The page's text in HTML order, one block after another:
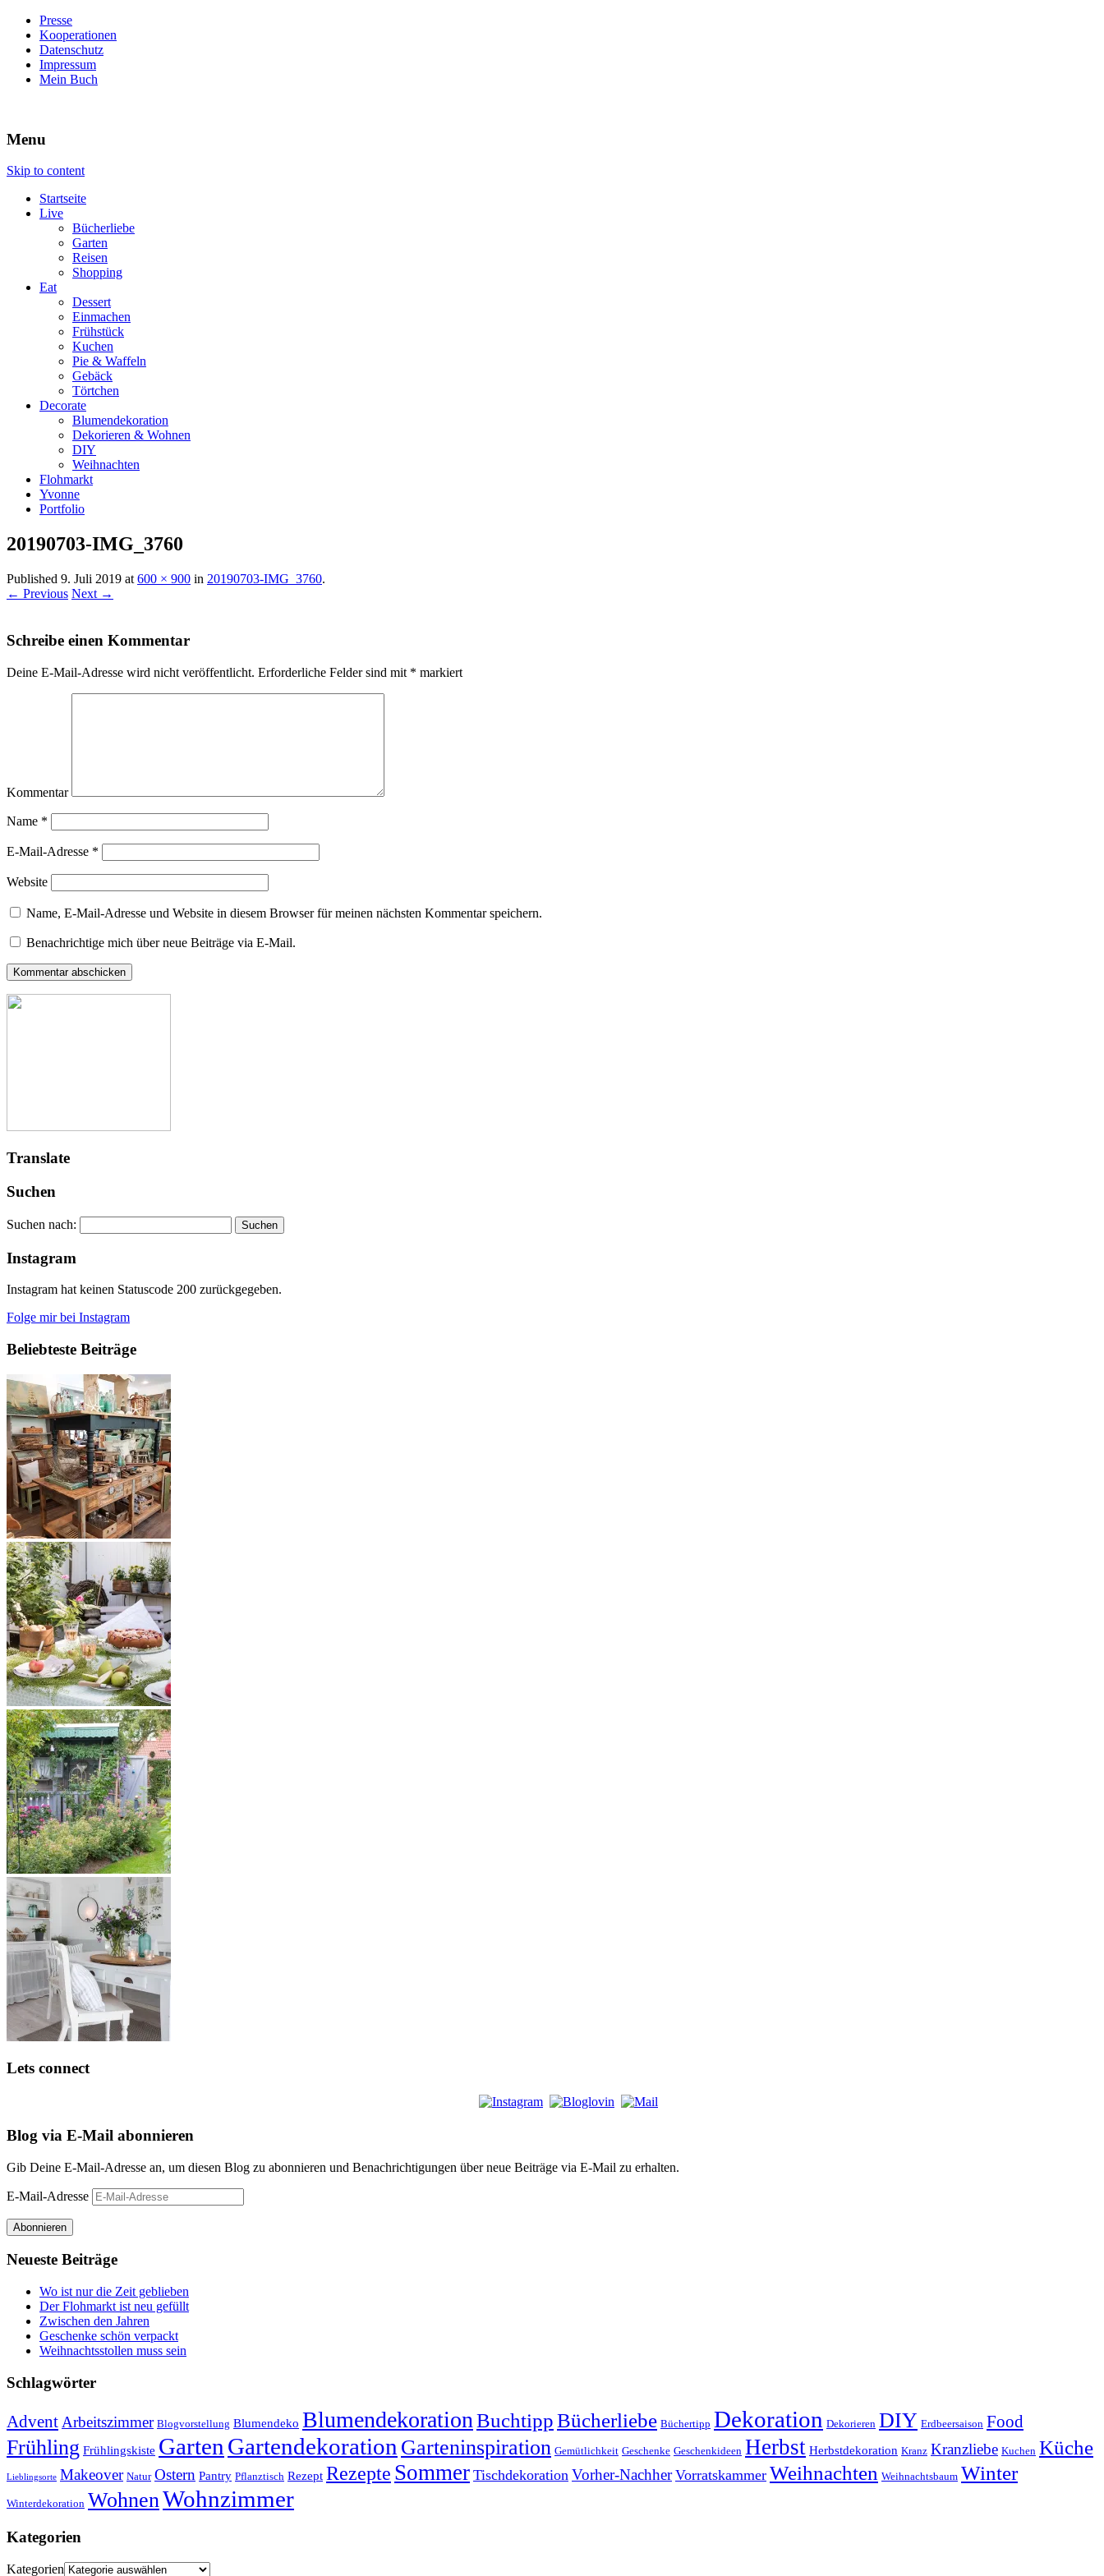
Presse
Kooperationen
Datenschutz
Impressum
Mein Buch
Villa König
Menu
Skip to content
Startseite
Live
Bücherliebe
Garten
Reisen
Shopping
Eat
Dessert
Einmachen
Frühstück
Kuchen
Pie & Waffeln
Gebäck
Törtchen
Decorate
Blumendekoration
Dekorieren & Wohnen
DIY
Weihnachten
Flohmarkt
Yvonne
Portfolio
20190703-IMG_3760
Published 9. Juli 2019 at 600 × 900 in 20190703-IMG_3760.
← Previous Next →
Schreibe einen Kommentar
Deine E-Mail-Adresse wird nicht veröffentlicht. Erforderliche Felder sind mit * markiert
Kommentar
Name *
E-Mail-Adresse *
Website
Name, E-Mail-Adresse und Website in diesem Browser für meinen nächsten Kommentar speichern.
Benachrichtige mich über neue Beiträge via E-Mail.
Translate
Suchen
Suchen nach:
Instagram
Instagram hat keinen Statuscode 200 zurückgegeben.
Folge mir bei Instagram
Beliebteste Beiträge
Lets connect
Blog via E-Mail abonnieren
Gib Deine E-Mail-Adresse an, um diesen Blog zu abonnieren und Benachrichtigungen über neue Beiträge via E-Mail zu erhalten.
E-Mail-Adresse
Abonnieren
Neueste Beiträge
Wo ist nur die Zeit geblieben
Der Flohmarkt ist neu gefüllt
Zwischen den Jahren
Geschenke schön verpackt
Weihnachtsstollen muss sein
Schlagwörter
AdventArbeitszimmer Blogvorstellung Blumendeko BlumendekorationBuchtippBücherliebe Büchertipp Dekoration Dekorieren DIY Erdbeersaison Food
Frühling Frühlingskiste GartenGartendekoration Garteninspiration Gemütlichkeit Geschenke Geschenkideen Herbst Herbstdekoration Kranz Kranzliebe Kuchen Küche
Lieblingsorte Makeover Natur Ostern Pantry Pflanztisch Rezept Rezepte Sommer Tischdekoration Vorher-Nachher Vorratskammer Weihnachten Weihnachtsbaum Winter
Winterdekoration WohnenWohnzimmer
Kategorien
Kategorien